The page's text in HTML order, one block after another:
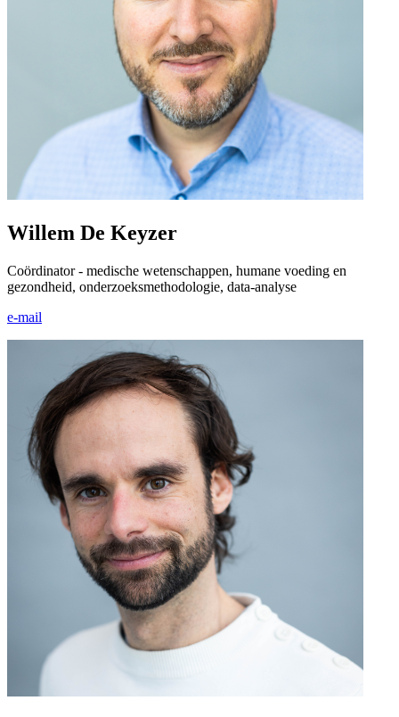
Willem De Keyzer
Coördinator - medische wetenschappen, humane voeding en
gezondheid, onderzoeks­methodologie, data-analyse
e-mail